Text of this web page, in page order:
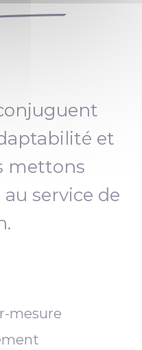
et
mettons
service de
mesure